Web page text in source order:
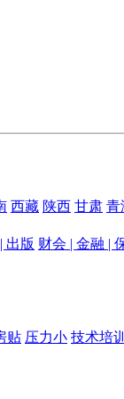
西藏 陕西 甘肃 青
出版 财会 | 金融 |
贴 压力小 技术培训